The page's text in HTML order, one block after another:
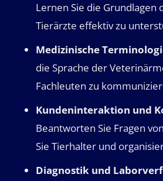
Lernen Sie die Grundlagen
Tierärzte effektiv zu
Medizinische
die Sprache der
Fachleuten zu
Kundeninteraktion und
Beantworten Sie Fragen
Sie Tierhalter und
Diagnostik und